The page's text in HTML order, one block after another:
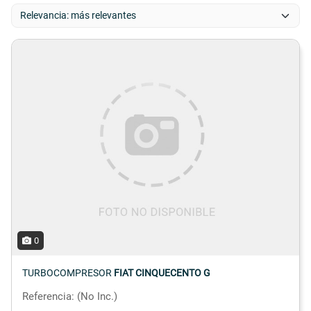
0
TURBOCOMPRESOR FIAT CINQUECENTO G
Referencia: (No Inc.)